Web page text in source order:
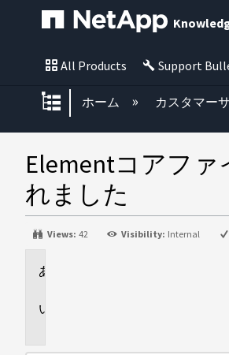
All Products Support
グローバル階層
ホーム カスタマー
Elementコアフ
れました
Views: 42 Visibility: Internal